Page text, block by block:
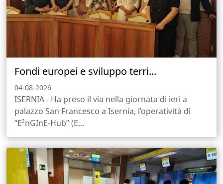
Fondi europei e sviluppo terri...
04-08-2026
ISERNIA - Ha preso il via nella giornata di ieri a
palazzo San Francesco a Isernia, l’operatività di
“E²nGInE-Hub” (E...